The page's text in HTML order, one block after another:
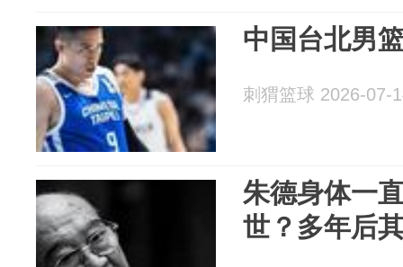
中国台北男
刺猬篮球 2026-07-
朱德身体一
世？多年后